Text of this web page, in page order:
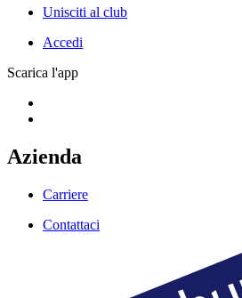
Unisciti al club
Accedi
Scarica l'app
Azienda
Carriere
Contattaci